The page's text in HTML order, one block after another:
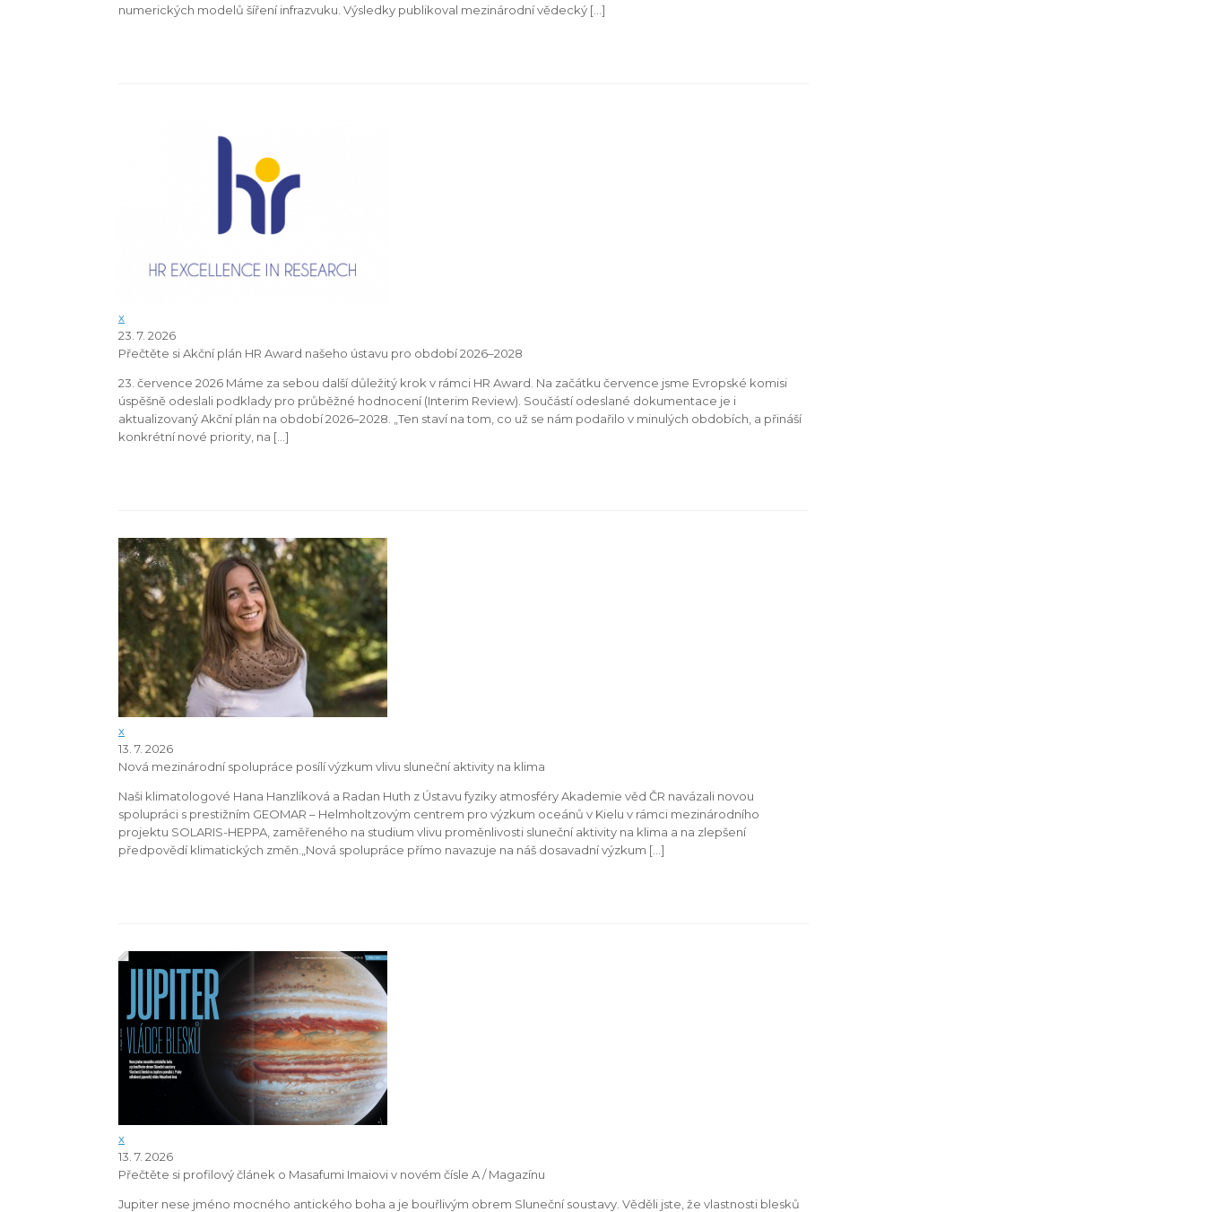
numerických modelů šíření infrazvuku. Výsledky publikoval mezinárodní vědecký […]
x
23. 7. 2026
Přečtěte si Akční plán HR Award našeho ústavu pro období 2026–2028
23. července 2026 Máme za sebou další důležitý krok v rámci HR Award. Na začátku července jsme Evropské komisi
úspěšně odeslali podklady pro průběžné hodnocení (Interim Review). Součástí odeslané dokumentace je i
aktualizovaný Akční plán na období 2026–2028. „Ten staví na tom, co už se nám podařilo v minulých obdobích, a přináší
konkrétní nové priority, na […]
x
13. 7. 2026
Nová mezinárodní spolupráce posílí výzkum vlivu sluneční aktivity na klima
Naši klimatologové Hana Hanzlíková a Radan Huth z Ústavu fyziky atmosféry Akademie věd ČR navázali novou
spolupráci s prestižním GEOMAR – Helmholtzovým centrem pro výzkum oceánů v Kielu v rámci mezinárodního
projektu SOLARIS-HEPPA, zaměřeného na studium vlivu proměnlivosti sluneční aktivity na klima a na zlepšení
předpovědí klimatických změn.„Nová spolupráce přímo navazuje na náš dosavadní výzkum […]
x
13. 7. 2026
Přečtěte si profilový článek o Masafumi Imaiovi v novém čísle A / Magazínu
Jupiter nese jméno mocného antického boha a je bouřlivým obrem Sluneční soustavy. Věděli jste, že vlastnosti blesků